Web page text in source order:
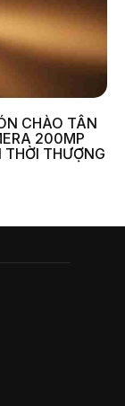
CHÀO TÂN
200MP
THỜI THƯỢNG